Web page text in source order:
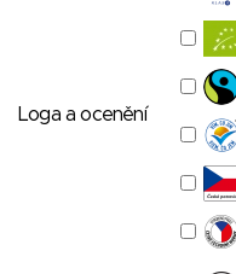
Loga a ocenění